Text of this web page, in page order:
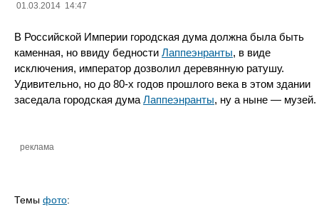
01.03.2014 14:47
В Российской Империи городская дума должна была быть
каменная, но ввиду бедности Лаппеэнранты, в виде
исключения, император дозволил деревянную ратушу.
Удивительно, но до 80-х годов прошлого века в этом здании
заседала городская дума Лаппеэнранты, ну а ныне — музей.
реклама
Темы фото: